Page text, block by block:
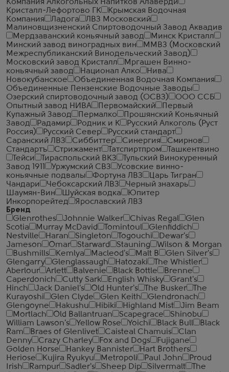
Компания Алкогольных Напитков Алаверди
Кристалл-Лефортово ГК
Крымская Водочная
Компания
Ладога
ЛВЗ Московский
Малиновщизненский Спиртоводочный Завод Аквадив
Мердзаванский коньячный завод
Минск Кристалл
Минский завод виноградных вин
ММВЗ (Московский
Межреспубликанский Винодельческий Завод)
Московский завод Кристалл
Мргашен Винно-
коньячный завод
Национал Алко
Нива
Новокубанское
Объединенная Водочная Компания
Объединенные Пензенские Водочные Заводы
Озерский спиртоводочный завод (ОСВЗ)
ООО ССБ
Опытный завод НИВА
Первомайский
Первый
Купажный Завод
Пермалко
Прошянский Коньячный
Завод
Радамир Родник и К
Русский Алкоголь (Руст
Россия)
Русский Север
Русский стандарт
Саранский ЛВЗ
Сиббиттер Синергия
Смирнов
Стандартъ
Стрижамент Татспиртпром
Ташкентвино
Тейси
Тираспольский ВКЗ
Тульский Винокуренный
Завод 1911
Уржумский СВЗ
Усовские винно-
коньячные подвалы
Фортуна ЛВЗ
Царь Тигран
Чандари
Чебоксарский ЛВЗ
Черный знахарь
Шаумян-Вин
Шуйская водка
Юпитер
Инкорпорейтед
Ярославский ЛВЗ
Бренд
Glenrothes
Johnnie Walker Chivas Regal
Glen
Scotia
Murray McDavid Tomintoul
Glenfiddich
Nestville
Haran Singleton Togouchi
Dewar's
Jameson
Omar Starward Stauning
Wilson & Morgan
Bushmills
Kemlya Macleod's Malt B
Glen Silver's
Glengarry
Glenglassaugh Hatozaki
The Whistler
Aberlour
Arlett Balvenie Black Bottle
Brenne
Caperdonich
Cutty Sark English Whisky
Grant's
Hinch
Jack Daniel's Old Hunter's The Busker
The
Kurayoshi
Glen Clyde Glen Keith
Glendronach
Glengoyne
Hakushu Hibiki Highland Mist
Jim Beam
Mortlach
Old Ballantruan Scapegrace
Shinobu
William Lawson's
Yellow Rose Yoichi Black Bull
Black
Ram
Braes of Glenlivet Caisteal Chamuis
Clan
Denny
Crazy Charley Fox and Dogs
Fujigane
Golden Horse
Hankey Bannister
Hart Brothers
Heriose
Kujira Ryukyu Metropoli Paul John
Proud
Irish
Rampur Sadler's Sheep Dip Silvermalt
The